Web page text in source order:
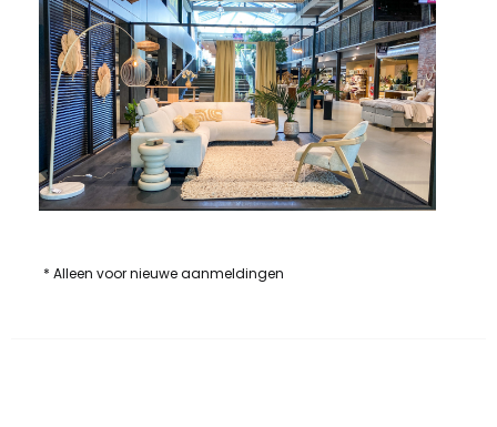
* Alleen voor nieuwe aanmeldingen